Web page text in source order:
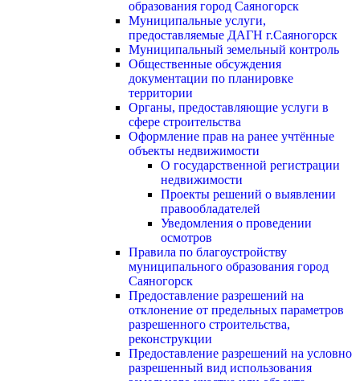
образования город Саяногорск
Муниципальные услуги,
предоставляемые ДАГН г.Саяногорск
Муниципальный земельный контроль
Общественные обсуждения
документации по планировке
территории
Органы, предоставляющие услуги в
сфере строительства
Оформление прав на ранее учтённые
объекты недвижимости
О государственной регистрации
недвижимости
Проекты решений о выявлении
правообладателей
Уведомления о проведении
осмотров
Правила по благоустройству
муниципального образования город
Саяногорск
Предоставление разрешений на
отклонение от предельных параметров
разрешенного строительства,
реконструкции
Предоставление разрешений на условно
разрешенный вид использования